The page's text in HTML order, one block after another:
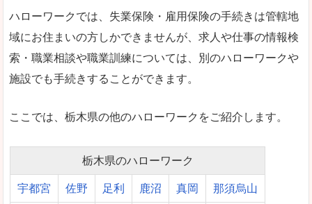
ハローワークでは、失業保険・雇用保険の手続きは管轄地
域にお住まいの方しかできませんが、求人や仕事の情報検
索・職業相談や職業訓練については、別のハローワークや
施設でも手続きすることができます。
ここでは、栃木県の他のハローワークをご紹介します。
栃木県のハローワーク
宇都宮 佐野 足利 鹿沼 真岡 那須烏山